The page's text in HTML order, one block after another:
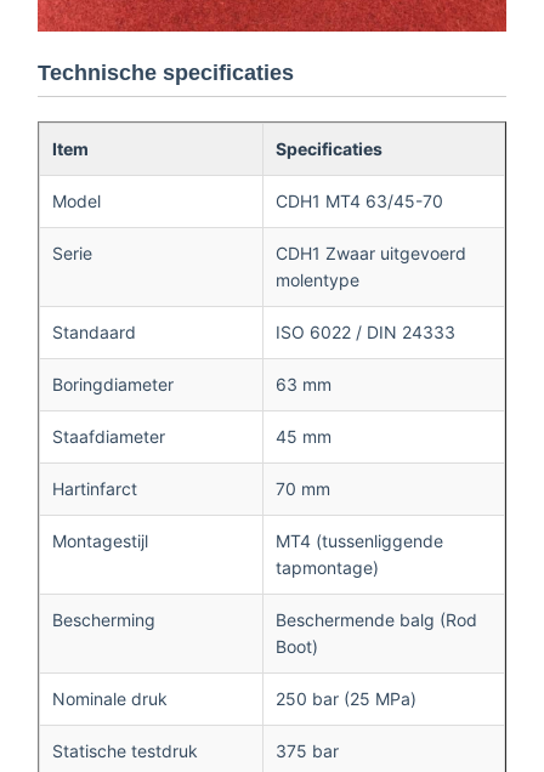
Technische specificaties
Item Specificaties
Model CDH1 MT4 63/45-70
Serie
CDH1 Zwaar uitgevoerd
molentype
Standaard ISO 6022 / DIN 24333
Boringdiameter 63 mm
Staafdiameter 45 mm
Hartinfarct 70 mm
Montagestijl
MT4 (tussenliggende
tapmontage)
Bescherming
Beschermende balg (Rod
Boot)
Nominale druk 250 bar (25 MPa)
Statische testdruk 375 bar